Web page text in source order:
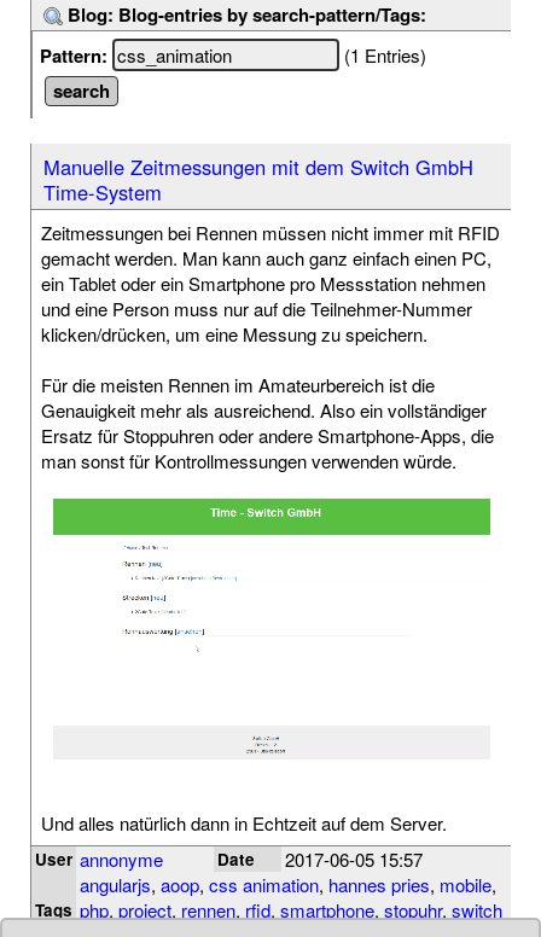
Blog: Blog-entries by search-pattern/Tags:
Pattern:
(1 Entries)
Manuelle Zeitmessungen mit dem Switch GmbH
Time-System
Zeitmessungen bei Rennen müssen nicht immer mit RFID
gemacht werden. Man kann auch ganz einfach einen PC,
ein Tablet oder ein Smartphone pro Messstation nehmen
und eine Person muss nur auf die Teilnehmer-Nummer
klicken/drücken, um eine Messung zu speichern.
Für die meisten Rennen im Amateurbereich ist die
Genauigkeit mehr als ausreichend. Also ein vollständiger
Ersatz für Stoppuhren oder andere Smartphone-Apps, die
man sonst für Kontrollmessungen verwenden würde.
Und alles natürlich dann in Echtzeit auf dem Server.
User annonyme Date 2017-06-05 15:57
Tags
angularjs, aoop, css animation, hannes pries, mobile,
php, project, rennen, rfid, smartphone, stopuhr, switch